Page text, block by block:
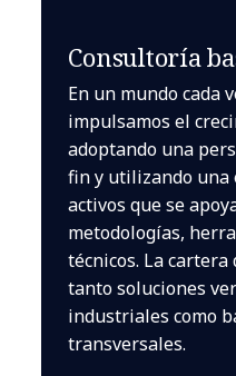
Consultoría
En un mundo cada
impulsamos el
adoptando una
fin y utilizando una
activos que se
metodologías,
técnicos. La
tanto soluciones
industriales como
transversales.